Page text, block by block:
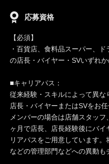
応募資格
【必須】
・百貨店、食料品スーパー、
の店長・バイヤー・SVいずれ
■キャリアパス：
従来経験・スキルによって異
店長・バイヤーまたはSVをお
メンバーの場合は店舗スタッ
ヶ月で店長、店長経験後にバ
リアパスをご用意しています
などの管理部門などへの異動も